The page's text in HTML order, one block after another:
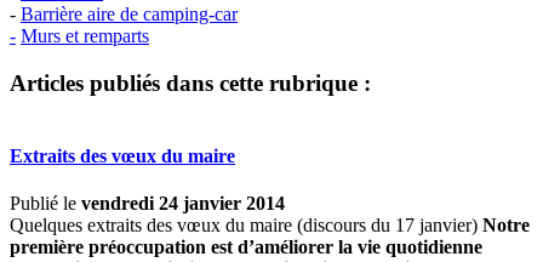
- Barrière aire de camping-car
- Murs et remparts
Articles publiés dans cette rubrique :
Extraits des vœux du maire
Publié le vendredi 24 janvier 2014
Quelques extraits des vœux du maire (discours du 17 janvier) Notre
première préoccupation est d’améliorer la vie quotidienne